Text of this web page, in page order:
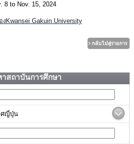
to Nov. 15, 2024
Gakuin University
สถาบันการศึกษา
ศญี่ปุ่น